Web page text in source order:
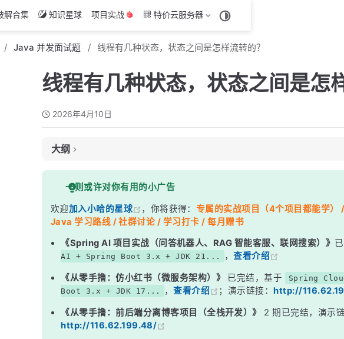
解合集 知识星球 项目实战 特价云服务器
Java 并发面试题 线程有几种状态，状态之间是怎样流转的？
线程有几种状态，状态之间是怎
2026年4月10日
大纲
面试考察点
核心答案
深度解析
二、6 种状态逐一详解
三、三种 &quot;停顿&quot; 状态的区别（面试重点）
四、常见 API 对应的状态流转速查
面试高频追问
常见面试变体
一则或许对你有用的小广告
欢迎加入小哈的星球 ，你将获得： 专属的实战项目（4个项目都能学）
Java 学习路线 / 社群讨论 / 学习打卡 / 每月赠书
《Spring AI 项目实战（问答机器人、RAG 智能客服、联网搜索）》
AI + Spring Boot 3.x + JDK 21...
，查看介绍
《从零手撸：仿小红书（微服务架构）》 已完结，基于
Spring
Boot 3.x + JDK 17...
，查看介绍 ；演示链接：http://
《从零手撸：前后端分离博客项目（全栈开发）》
2 期已完结，演示链
http://116.62.199.48/